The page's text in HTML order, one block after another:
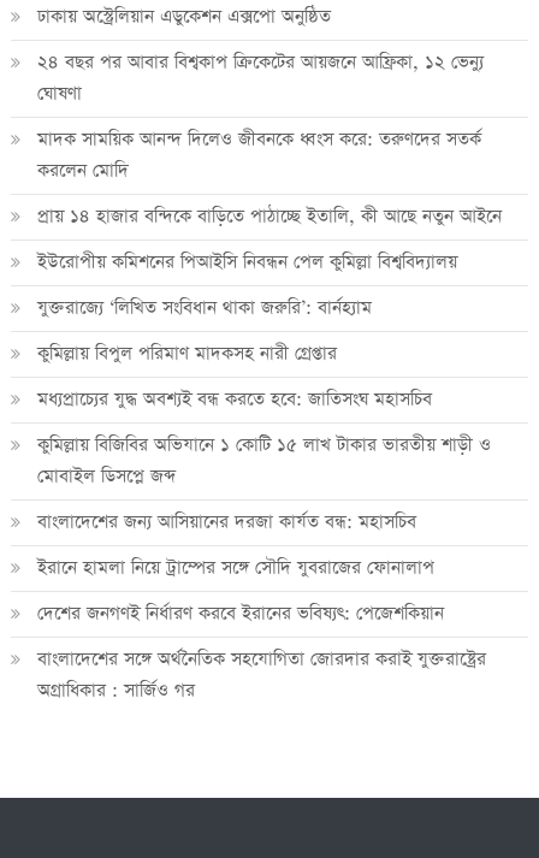
ঢাকায় অস্ট্রেলিয়ান এডুকেশন এক্সপো অনুষ্ঠিত
২৪ বছর পর আবার বিশ্বকাপ ক্রিকে‌টের আয়জনে আফ্রিকা, ১২ ভেন্যু
ঘোষণা
মাদক সাময়িক আনন্দ দিলেও জীবনকে ধ্বংস করে: তরুণদের সতর্ক
করলেন মোদি
প্রায় ১৪ হাজার বন্দিকে বাড়িতে পাঠাচ্ছে ইতালি, কী আছে নতুন আইনে
ইউরোপীয় কমিশনের পিআইসি নিবন্ধন পেল কুমিল্লা বিশ্ববিদ্যালয়
যুক্তরাজ্যে ‘লিখিত সংবিধান থাকা জরুরি’: বার্নহ্যাম
কুমিল্লায় বিপুল পরিমাণ মাদকসহ নারী গ্রেপ্তার
মধ্যপ্রাচ্যের যুদ্ধ অবশ্যই বন্ধ করতে হবে: জাতিসংঘ মহাসচিব
কুমিল্লায় বিজিবির অভিযানে ১ কোটি ১৫ লাখ টাকার ভারতীয় শাড়ী ও
মোবাইল ডিসপ্লে জব্দ
বাংলাদেশের জন্য আসিয়ানের দরজা কার্যত বন্ধ: মহাসচিব
ইরানে হামলা নিয়ে ট্রাম্পের সঙ্গে সৌদি যুবরাজের ফোনালাপ
দেশের জনগণই নির্ধারণ করবে ইরানের ভবিষ্যৎ: পেজেশকিয়ান
বাংলাদেশের সঙ্গে অর্থনৈতিক সহযোগিতা জোরদার করাই যুক্তরাষ্ট্রের
অগ্রাধিকার : সার্জিও গর